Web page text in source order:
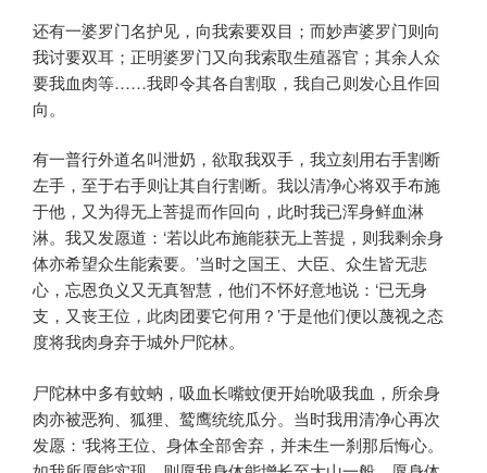
还有一婆罗门名护见，向我索要双目；而妙声婆罗门则向
我讨要双耳；正明婆罗门又向我索取生殖器官；其余人众
要我血肉等……我即令其各自割取，我自己则发心且作回
向。
有一普行外道名叫泄奶，欲取我双手，我立刻用右手割断
左手，至于右手则让其自行割断。我以清净心将双手布施
于他，又为得无上菩提而作回向，此时我已浑身鲜血淋
淋。我又发愿道：‘若以此布施能获无上菩提，则我剩余身
体亦希望众生能索要。’当时之国王、大臣、众生皆无悲
心，忘恩负义又无真智慧，他们不怀好意地说：‘已无身
支，又丧王位，此肉团要它何用？’于是他们便以蔑视之态
度将我肉身弃于城外尸陀林。
尸陀林中多有蚊蚋，吸血长嘴蚊便开始吮吸我血，所余身
肉亦被恶狗、狐狸、鹫鹰统统瓜分。当时我用清净心再次
发愿：‘我将王位、身体全部舍弃，并未生一刹那后悔心。